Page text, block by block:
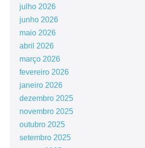
julho 2026
junho 2026
maio 2026
abril 2026
março 2026
fevereiro 2026
janeiro 2026
dezembro 2025
novembro 2025
outubro 2025
setembro 2025